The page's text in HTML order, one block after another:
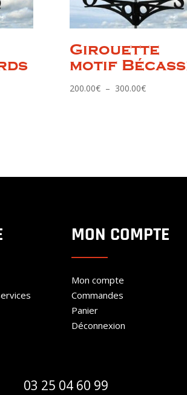
Girouette
motif
200.00€ – 300.00€Plage
MON COMPTE
Mon compte
Commandes
Panier
Déconnexion
03 25 04 60 99